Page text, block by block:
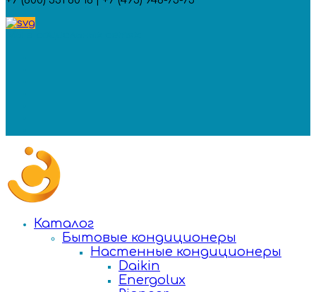
Каталог
Бытовые кондиционеры
Настенные кондиционеры
Daikin
Energolux